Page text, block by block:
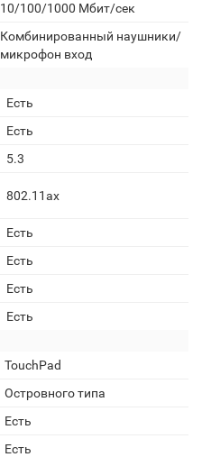
10/100/1000 Мбит/сек
Комбинированный наушники/
микрофон вход
Есть
Есть
5.3
802.11ax
Есть
Есть
Есть
Есть
TouchPad
Островного типа
Есть
Есть